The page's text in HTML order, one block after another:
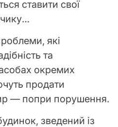
ставити свої
які
та
окремих
продати
— попри порушення.
зведений із